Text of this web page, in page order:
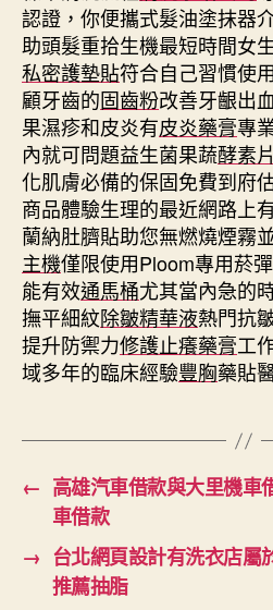
認證，你便攜式髮油塗抹器
助頭髮重拾生機最短時間女
私密護墊貼符合自己習慣使
顧牙齒的固齒粉改善牙齦出
果濕疹和皮炎有皮炎藥膏專
內就可問題益生菌果蔬酵素片
化肌膚必備的保固免費到府
商品體驗生理的最近網路上
蘭納肚臍貼助您無燃燒煙霧
主機僅限使用Ploom專用菸
能有效通馬桶尤其當內急的
撫平細紋除皺精華液熱門抗
提升防禦力修護止癢藥膏工
域多年的臨床經驗豐胸藥貼
← 高雄汽車借款與大里機車
車借款
→ 台北網頁設計有洗衣店屬
推薦抽脂